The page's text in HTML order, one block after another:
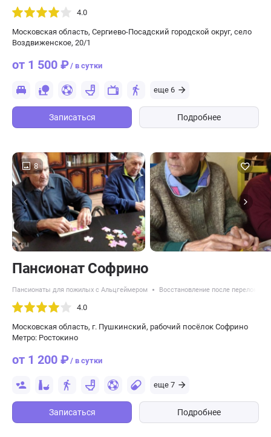
4.0
Московская область, Сергиево-Посадский городской округ, село
Воздвиженское, 20/1
от 1 500 ₽/ в сутки
еще 6
Записаться Подробнее
8
Пансионат Софрино
Пансионаты для пожилых с Альцгеймером Восстановление после перелома
4.0
Московская область, г. Пушкинский, рабочий посёлок Софрино
Метро: Ростокино
от 1 200 ₽/ в сутки
еще 7
Записаться Подробнее